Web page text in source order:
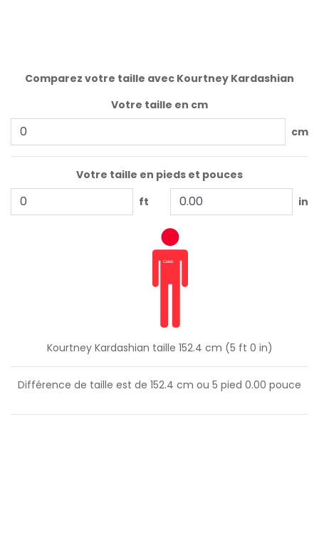
Comparez votre taille avec Kourtney Kardashian
Votre taille en cm
cm
Votre taille en pieds et pouces
ft
in
Kourtney Kardashian taille 152.4 cm (5 ft 0 in)
Différence de taille est de 152.4 cm ou 5 pied 0.00 pouce